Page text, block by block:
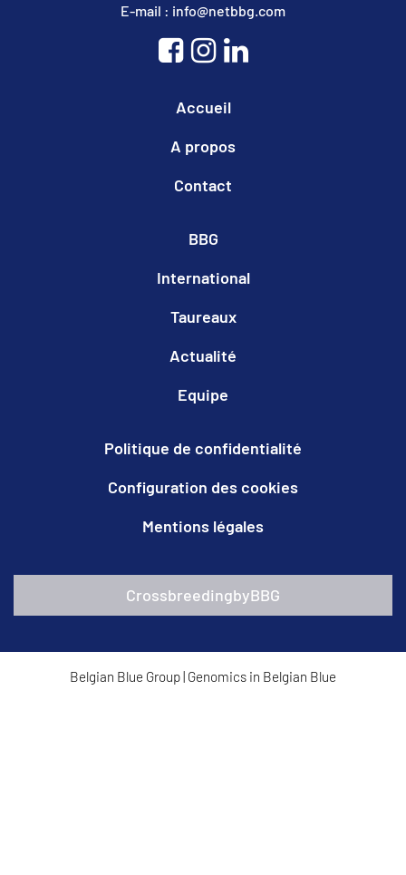
E-mail : info@netbbg.com
Accueil
A propos
Contact
BBG
International
Taureaux
Actualité
Equipe
Politique de confidentialité
Configuration des cookies
Mentions légales
CrossbreedingbyBBG
Belgian Blue Group| Genomics in Belgian Blue